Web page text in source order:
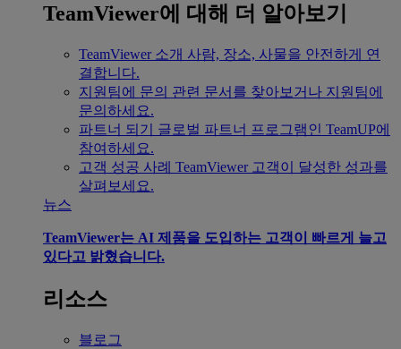
TeamViewer에 대해 더 알아보기
TeamViewer 소개 사람, 장소, 사물을 안전하게 연
결합니다.
지원팀에 문의 관련 문서를 찾아보거나 지원팀에
문의하세요.
파트너 되기
글로벌 파트너 프로그램인 TeamUP에
참여하세요.
고객 성공 사례 TeamViewer 고객이 달성한 성과를
살펴보세요.
뉴스
TeamViewer는 AI 제품을 도입하는 고객이 빠르게 늘고
있다고 밝혔습니다.
리소스
블로그